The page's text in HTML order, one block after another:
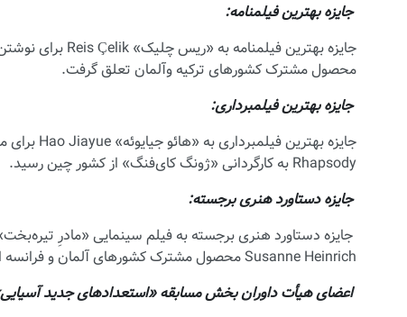
جایزه بهترین فیلمنامه:
محصول مشترک کشورهای ترکیه وآلمان تعلق گرفت.
جایزه بهترین فیلمبرداری:
Rhapsody به کارگردانی «ژونگ کای‌فنگ» از کشور چین رسید.
جایزه دستاورد هنری برجسته:
Susanne Heinrich محصول مشترک کشورهای آلمان و فرانسه اهدا شد.
اعضای هیأت داوران بخش مسابقه «استعدادهای جدید